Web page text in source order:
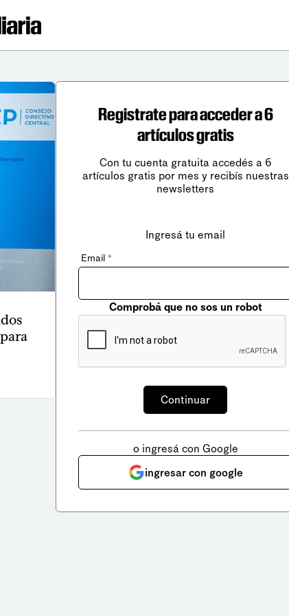
Registrate para acceder a 6
artículos gratis
Con tu cuenta gratuita accedés a 6
artículos gratis por mes y recibís nuestras
newsletters
Ingresá tu email
Email *
Comprobá que no sos un robot
o ingresá con Google
ingresar con google